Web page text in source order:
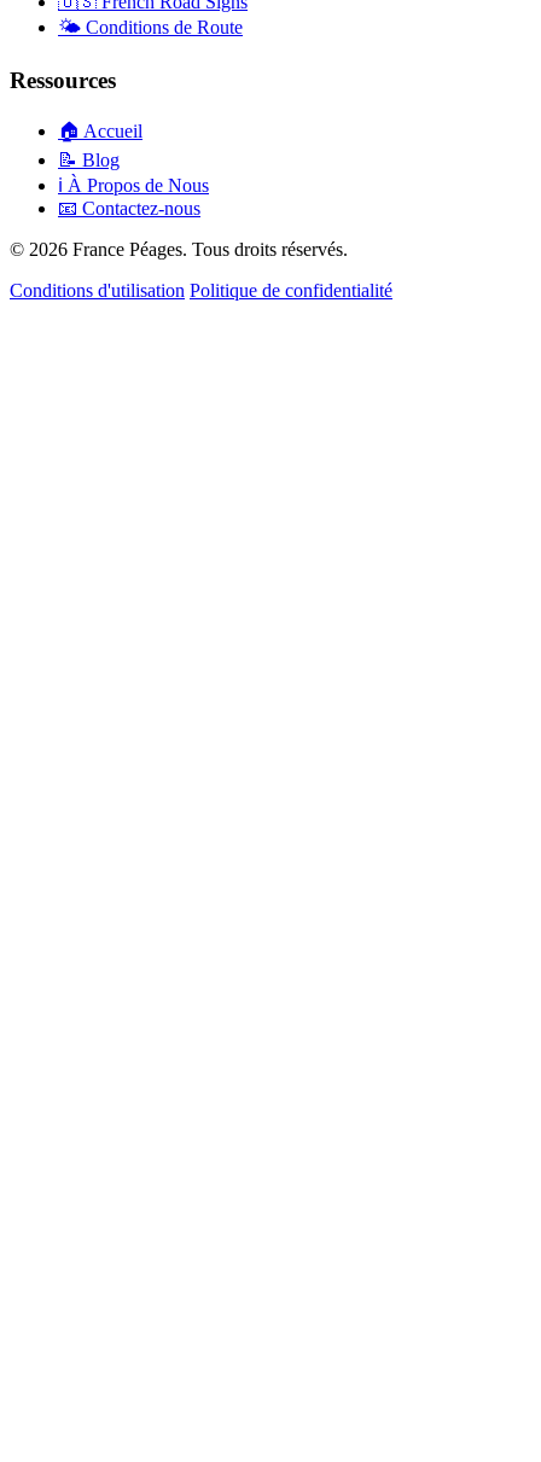
🌤️ Conditions de Route
Ressources
🏠 Accueil
📝 Blog
ℹ️ À Propos de Nous
📧 Contactez-nous
© 2026 France Péages. Tous droits réservés.
Conditions d'utilisation Politique de confidentialité